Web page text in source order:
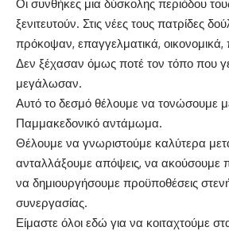
Οι συνθήκες μια δύσκολης περιόδου
ξενιτευτούν. Στις νέες τους πατρίδες
πρόκοψαν, επαγγελματικά, οικονομικά,
Δεν ξέχασαν όμως ποτέ τον τόπο που
μεγάλωσαν.
Αυτό το δεσμό θέλουμε να τονώσουμε
Παμμακεδονικό αντάμωμα.
Θέλουμε να γνωριστούμε καλύτερα
ανταλλάξουμε απόψεις, να ακούσουμε
να δημιουργήσουμε προϋποθέσεις
συνεργασίας.
Είμαστε όλοι εδώ για να κοιταχτούμε